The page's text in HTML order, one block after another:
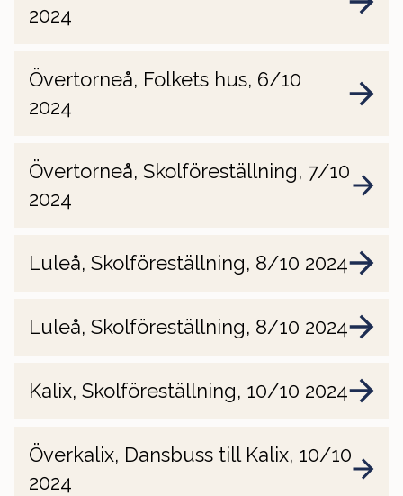
2024
Övertorneå, Folkets hus, 6/10
2024
Övertorneå, Skolföreställning, 7/10
2024
Luleå, Skolföreställning, 8/10 2024
Luleå, Skolföreställning, 8/10 2024
Kalix, Skolföreställning, 10/10 2024
Överkalix, Dansbuss till Kalix, 10/10
2024